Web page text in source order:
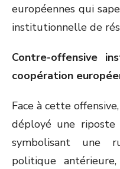
européennes qui
institutionnelle de
Contre-offensive
coopération
Face à cette
déployé une
symbolisant une
politique